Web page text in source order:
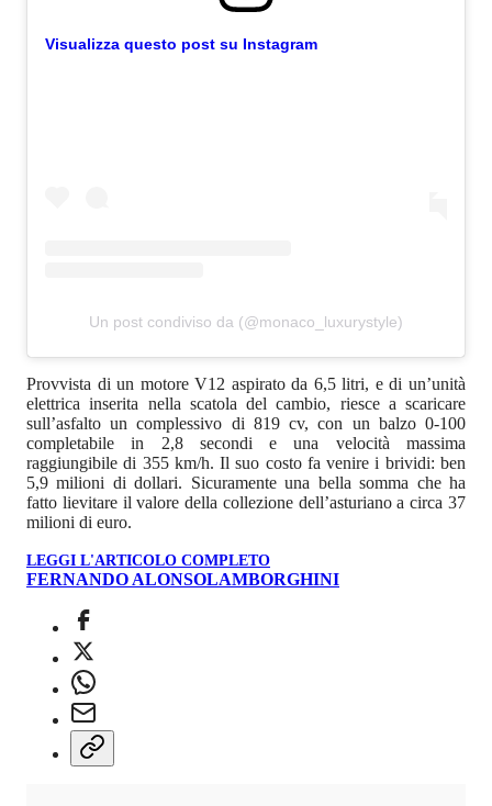
Visualizza questo post su Instagram
Un post condiviso da (@monaco_luxurystyle)
Provvista di un motore V12 aspirato da 6,5 litri, e di un’unità
elettrica inserita nella scatola del cambio, riesce a scaricare
sull’asfalto un complessivo di 819 cv, con un balzo 0-100
completabile in 2,8 secondi e una velocità massima
raggiungibile di 355 km/h. Il suo costo fa venire i brividi: ben
5,9 milioni di dollari. Sicuramente una bella somma che ha
fatto lievitare il valore della collezione dell’asturiano a circa 37
milioni di euro.
LEGGI L'ARTICOLO COMPLETO
FERNANDO ALONSOLAMBORGHINI